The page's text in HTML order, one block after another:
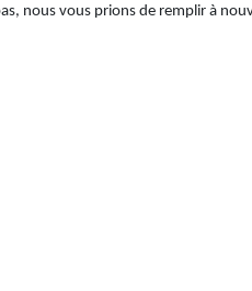
nous vous prions de remplir à